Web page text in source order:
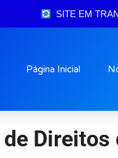
SITE EM
Página Inicial